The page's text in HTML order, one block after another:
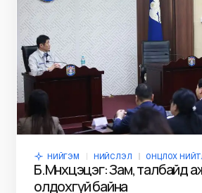
НИЙГЭМ НИЙСЛЭЛ ОНЦЛОХ
Б.Мөнхцэцэг: Зам, талбайд
олдохгүй байна